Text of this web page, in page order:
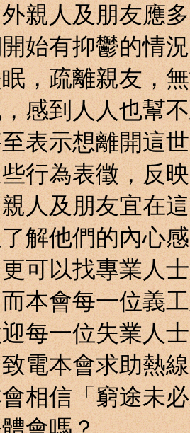
人及朋友應多
始有抑鬱的情
，疏離親友，
感到人人也幫
表示想離開這
行為表徵，反
人及朋友宜在
解他們的內心
可以找專業人
本會每一位義
每一位失業人
電本會求助熱
相信「窮途未